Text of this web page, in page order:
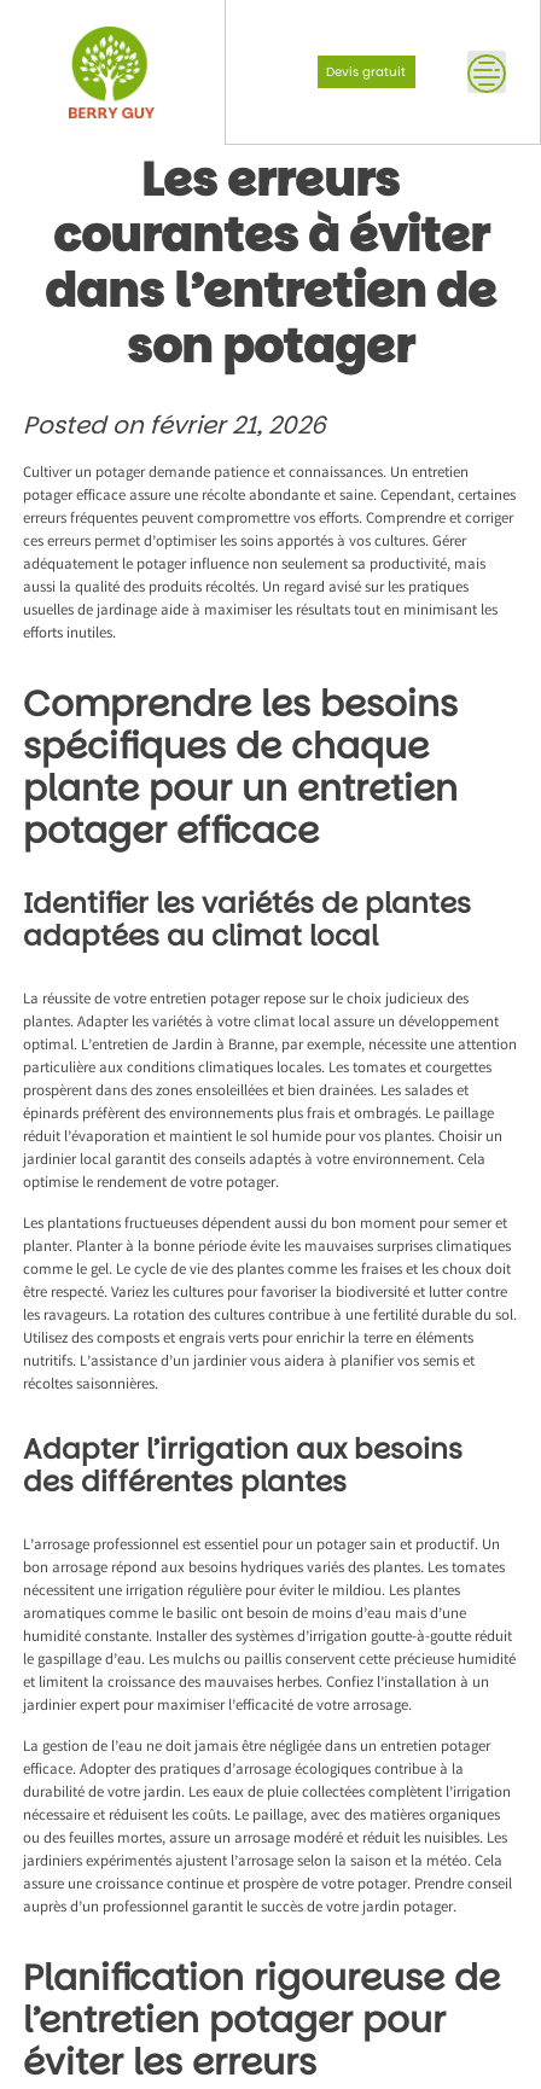
Devis gratuit
Les erreurs
courantes à éviter
dans l’entretien de
son potager
Posted on février 21, 2026
Cultiver un potager demande patience et connaissances. Un entretien
potager efficace assure une récolte abondante et saine. Cependant, certaines
erreurs fréquentes peuvent compromettre vos efforts. Comprendre et corriger
ces erreurs permet d’optimiser les soins apportés à vos cultures. Gérer
adéquatement le potager influence non seulement sa productivité, mais
aussi la qualité des produits récoltés. Un regard avisé sur les pratiques
usuelles de jardinage aide à maximiser les résultats tout en minimisant les
efforts inutiles.
Comprendre les besoins
spécifiques de chaque
plante pour un entretien
potager efficace
Identifier les variétés de plantes
adaptées au climat local
La réussite de votre entretien potager repose sur le choix judicieux des
plantes. Adapter les variétés à votre climat local assure un développement
optimal. L’entretien de Jardin à Branne, par exemple, nécessite une attention
particulière aux conditions climatiques locales. Les tomates et courgettes
prospèrent dans des zones ensoleillées et bien drainées. Les salades et
épinards préfèrent des environnements plus frais et ombragés. Le paillage
réduit l’évaporation et maintient le sol humide pour vos plantes. Choisir un
jardinier local garantit des conseils adaptés à votre environnement. Cela
optimise le rendement de votre potager.
Les plantations fructueuses dépendent aussi du bon moment pour semer et
planter. Planter à la bonne période évite les mauvaises surprises climatiques
comme le gel. Le cycle de vie des plantes comme les fraises et les choux doit
être respecté. Variez les cultures pour favoriser la biodiversité et lutter contre
les ravageurs. La rotation des cultures contribue à une fertilité durable du sol.
Utilisez des composts et engrais verts pour enrichir la terre en éléments
nutritifs. L’assistance d’un jardinier vous aidera à planifier vos semis et
récoltes saisonnières.
Adapter l’irrigation aux besoins
des différentes plantes
L’arrosage professionnel est essentiel pour un potager sain et productif. Un
bon arrosage répond aux besoins hydriques variés des plantes. Les tomates
nécessitent une irrigation régulière pour éviter le mildiou. Les plantes
aromatiques comme le basilic ont besoin de moins d’eau mais d’une
humidité constante. Installer des systèmes d’irrigation goutte-à-goutte réduit
le gaspillage d’eau. Les mulchs ou paillis conservent cette précieuse humidité
et limitent la croissance des mauvaises herbes. Confiez l’installation à un
jardinier expert pour maximiser l’efficacité de votre arrosage.
La gestion de l’eau ne doit jamais être négligée dans un entretien potager
efficace. Adopter des pratiques d’arrosage écologiques contribue à la
durabilité de votre jardin. Les eaux de pluie collectées complètent l’irrigation
nécessaire et réduisent les coûts. Le paillage, avec des matières organiques
ou des feuilles mortes, assure un arrosage modéré et réduit les nuisibles. Les
jardiniers expérimentés ajustent l’arrosage selon la saison et la météo. Cela
assure une croissance continue et prospère de votre potager. Prendre conseil
auprès d’un professionnel garantit le succès de votre jardin potager.
Planification rigoureuse de
l’entretien potager pour
éviter les erreurs